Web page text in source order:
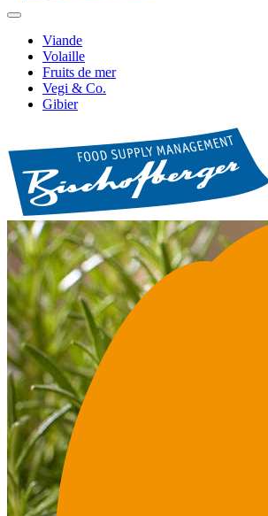
Viande
Volaille
Fruits de mer
Vegi & Co.
Gibier